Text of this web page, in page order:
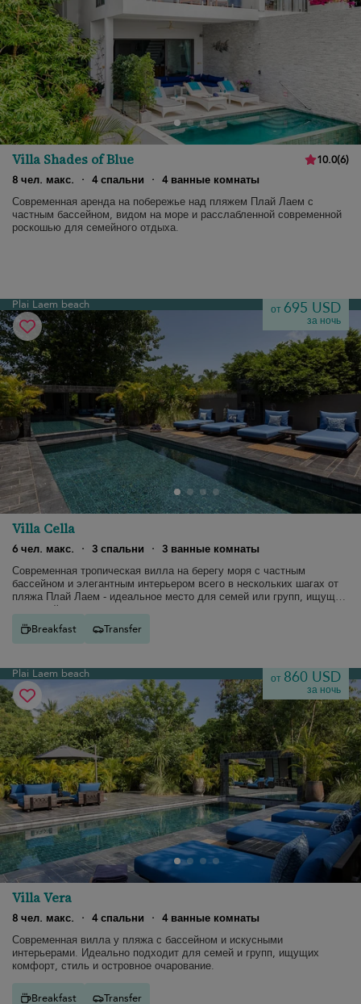
Villa Shades of Blue 10.0(6)
8 чел. макс.
· 4 спальни · 4 ванные комнаты
Современная аренда на побережье над пляжем Плай Лаем с
частным бассейном, видом на море и расслабленной современной
роскошью для семейного отдыха.
Plai Laem beach от 695 USD
за ночь
Villa Cella
6 чел. макс. · 3 спальни · 3 ванные комнаты
Современная тропическая вилла на берегу моря с частным
бассейном и элегантным интерьером всего в нескольких шагах от
пляжа Плай Лаем - идеальное место для семей или групп, ищущих
стильный отдых на острове.
Breakfast
Transfer
Plai Laem beach от 860 USD
за ночь
Villa Vera
8 чел. макс. · 4 спальни · 4 ванные комнаты
Современная вилла у пляжа с бассейном и искусными
интерьерами. Идеально подходит для семей и групп, ищущих
комфорт, стиль и островное очарование.
Breakfast Transfer